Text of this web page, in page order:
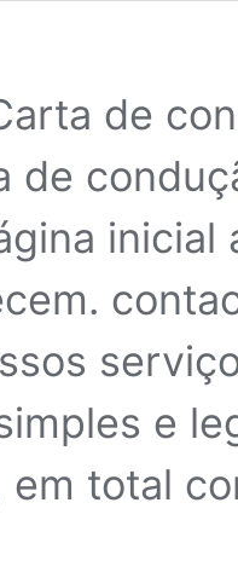
de
de
inicial
e
em total